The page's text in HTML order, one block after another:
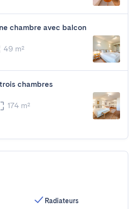
chambre avec balcon
49 m²
chambres
174 m²
Radiateurs